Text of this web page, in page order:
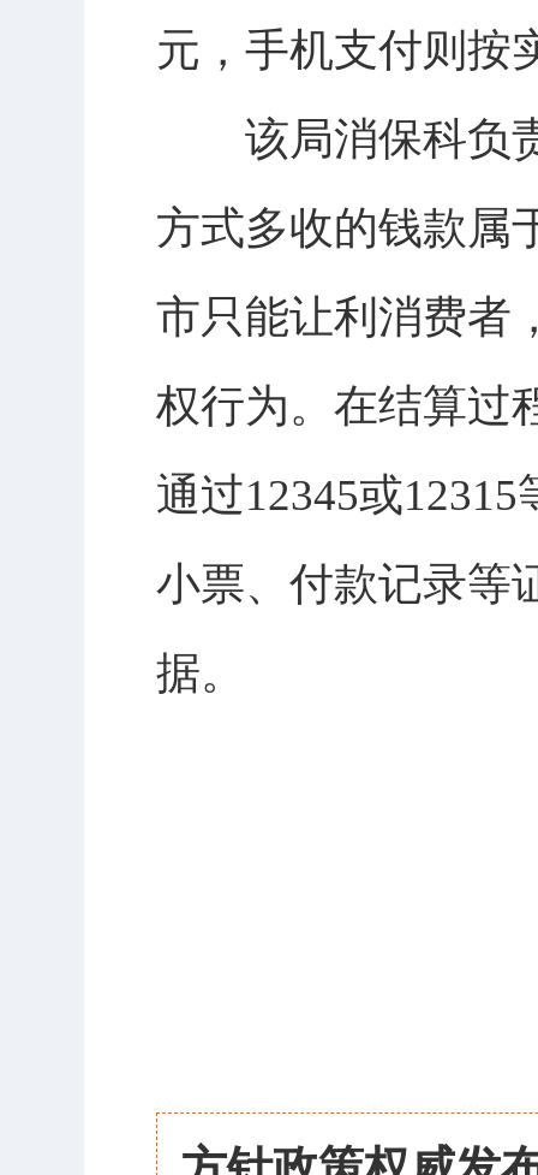
元，手机支付则按
该局消保科负责
方式多收的钱款属
市只能让利消费者
权行为。在结算过
通过12345或
小票、付款记录等
据。